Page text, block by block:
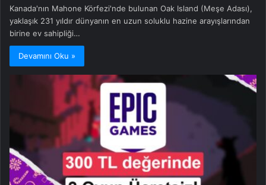
Kanada'nın Mahone Körfezi'nde bulunan Oak Island (Meşe Adası),
yaklaşık 231 yıldır dünyanın en uzun soluklu hazine arayışlarından
birine ev sahipliği…
Devamını Oku »